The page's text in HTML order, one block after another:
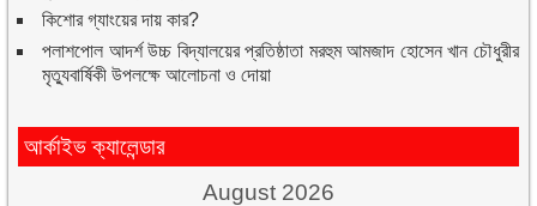
কিশোর গ্যাংয়ের দায় কার?
পলাশপোল আদর্শ উচ্চ বিদ্যালয়ের প্রতিষ্ঠাতা মরহুম আমজাদ হোসেন খান চৌধুরীর
মৃত্যুবার্ষিকী উপলক্ষে আলোচনা ও দোয়া
আর্কাইভ ক্যালেন্ডার
August 2026